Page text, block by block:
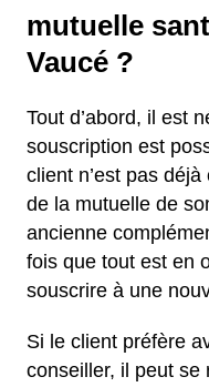
mutuelle
Vaucé ?
Tout d’abord, il est
souscription est
client n’est pas
de la mutuelle de
ancienne
fois que tout est en
souscrire à une
Si le client préfère
conseiller, il peut se